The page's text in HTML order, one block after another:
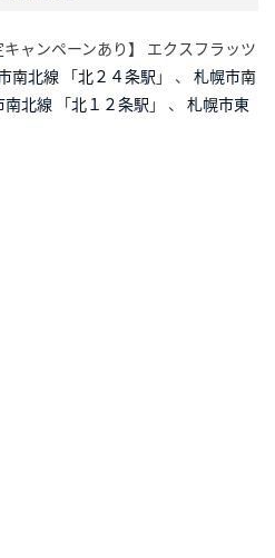
ャンペーンあり】 エクスフラッツ
南北線 「北２４条駅 」 、 札幌市南
南北線 「北１２条駅 」 、 札幌市東